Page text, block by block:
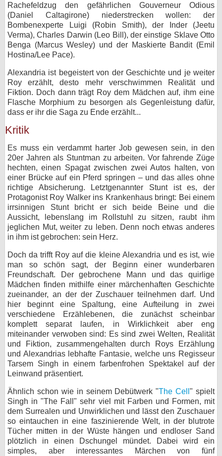
Rachefeldzug den gefährlichen Gouverneur Odious
(Daniel Caltagirone) niederstrecken wollen: der
Bombenexperte Luigi (Robin Smith), der Inder (Jeetu
Verma), Charles Darwin (Leo Bill), der einstige Sklave Otto
Benga (Marcus Wesley) und der Maskierte Bandit (Emil
Hostina/Lee Pace).
Alexandria ist begeistert von der Geschichte und je weiter
Roy erzählt, desto mehr verschwimmen Realität und
Fiktion. Doch dann trägt Roy dem Mädchen auf, ihm eine
Flasche Morphium zu besorgen als Gegenleistung dafür,
dass er ihr die Saga zu Ende erzählt...
Kritik
Es muss ein verdammt harter Job gewesen sein, in den
20er Jahren als Stuntman zu arbeiten. Vor fahrende Züge
hechten, einen Spagat zwischen zwei Autos halten, von
einer Brücke auf ein Pferd springen – und das alles ohne
richtige Absicherung. Letztgenannter Stunt ist es, der
Protagonist Roy Walker ins Krankenhaus bringt: Bei einem
irrsinnigen Stunt bricht er sich beide Beine und die
Aussicht, lebenslang im Rollstuhl zu sitzen, raubt ihm
jeglichen Mut, weiter zu leben. Denn noch etwas anderes
in ihm ist gebrochen: sein Herz.
Doch da trifft Roy auf die kleine Alexandria und es ist, wie
man so schön sagt, der Beginn einer wunderbaren
Freundschaft. Der gebrochene Mann und das quirlige
Mädchen finden mithilfe einer märchenhaften Geschichte
zueinander, an der der Zuschauer teilnehmen darf. Und
hier beginnt eine Spaltung, eine Aufteilung in zwei
verschiedene Erzählebenen, die zunächst scheinbar
komplett separat laufen, in Wirklichkeit aber eng
miteinander verwoben sind: Es sind zwei Welten, Realität
und Fiktion, zusammengehalten durch Roys Erzählung
und Alexandrias lebhafte Fantasie, welche uns Regisseur
Tarsem Singh in einem farbenfrohen Spektakel auf der
Leinwand präsentiert.
Ähnlich schon wie in seinem Debütwerk "The Cell" spielt
Singh in "The Fall" sehr viel mit Farben und Formen, mit
dem Surrealen und Unwirklichen und lässt den Zuschauer
so eintauchen in eine faszinierende Welt, in der blutrote
Tücher mitten in der Wüste hängen und endloser Sand
plötzlich in einen Dschungel mündet. Dabei wird ein
simples, aber interessantes Märchen von fünf
Impressum
Desktop-Ansicht
myFanbase